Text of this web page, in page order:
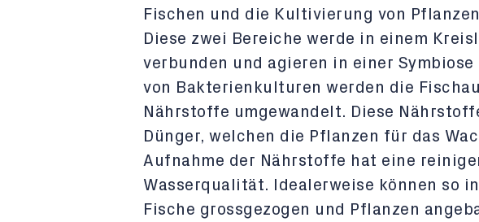
Fischen und die Kultivierung von
Diese zwei Bereiche werde in einem
verbunden und agieren in einer
von Bakterienkulturen werden die
Nährstoffe umgewandelt. Diese
Dünger, welchen die Pflanzen für das
Aufnahme der Nährstoffe hat eine
Wasserqualität. Idealerweise können so
Fische grossgezogen und Pflanzen